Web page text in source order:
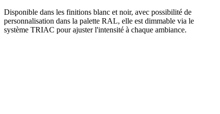
Disponible dans les finitions blanc et noir, avec possibilité de
personnalisation dans la palette RAL, elle est dimmable via le
système TRIAC pour ajuster l'intensité à chaque ambiance.